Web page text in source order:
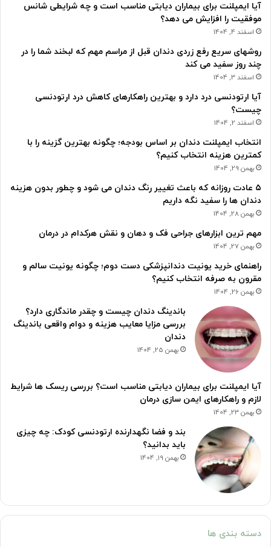
آیا ایمپلنت برای بیماران دیابتی مناسب است و چه شرایطی شانس
موفقیت را افزایش می دهد؟
اسفند 4, 1404
روشهای سریع رفع زردی دندان قبل از مراسم مهم که لبخند شما را در
چند روز سفید می کند
اسفند 3, 1404
آیا ارتودنسی درد دارد و بهترین راهکارهای کاهش درد ارتودنسی
چیست؟
اسفند 2, 1404
انتخاب ایمپلنت دندان بر اساس بودجه؛ چگونه بهترین گزینه را با
کمترین هزینه انتخاب کنیم؟
بهمن 29, 1404
۵ عادت روزانه که باعث تغییر رنگ دندان می شود و چطور بدون هزینه
دندان ها را سفید نگه داریم
بهمن 28, 1404
مهم ترین ابزارهای جراحی فک و دهان و نقش هرکدام در درمان
بهمن 27, 1404
راهنمای خرید یونیت دندانپزشکی دست دوم؛ چگونه یونیت سالم و
مقرون به صرفه انتخاب کنیم؟
بهمن 26, 1404
باندینگ دندان چیست و چقدر ماندگاری دارد؟
بررسی مزایا معایب هزینه و دوام واقعی باندینگ
دندان
بهمن 25, 1404
آیا ایمپلنت برای بیماران دیابتی مناسب است؟ بررسی ریسک ها شرایط
لازم و راهکارهای ایمن سازی درمان
بهمن 23, 1404
بند و فضا نگهدارنده ارتودنسی کودک: چه چیزی
باید بدانید؟
بهمن 19, 1404
دسته بندی ها